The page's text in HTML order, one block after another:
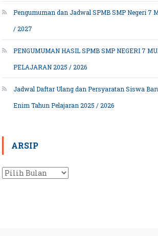
Pengumuman dan Jadwal SPMB SMP Negeri 7
/ 2027
PENGUMUMAN HASIL SPMB SMP NEGERI 7
PELAJARAN 2025 / 2026
Jadwal Daftar Ulang dan Persyaratan Siswa
Enim Tahun Pelajaran 2025 / 2026
ARSIP
Arsip